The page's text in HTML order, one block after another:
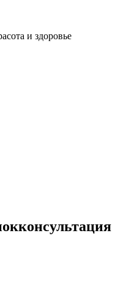
и здоровье